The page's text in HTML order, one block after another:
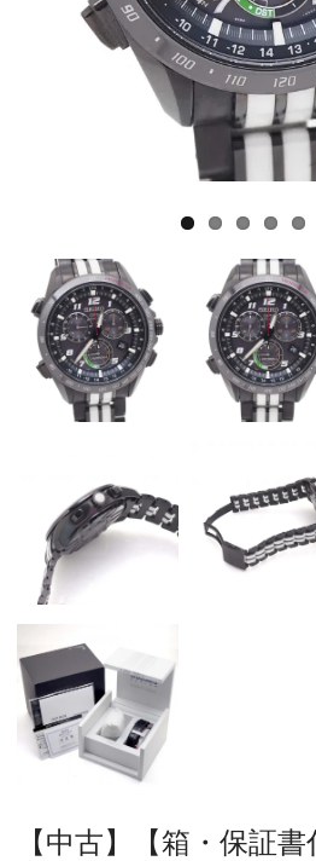
【中古】【箱・保証